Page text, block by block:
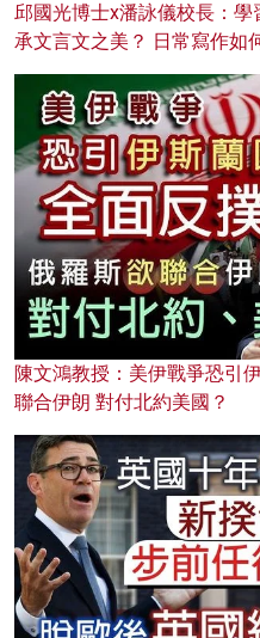
邱國光博士x潘詠儀校長：
承文言文之美？ 日常寫作如
陳文鴻教授：美伊戰爭恐引
聯合伊朗 對付北約美國？